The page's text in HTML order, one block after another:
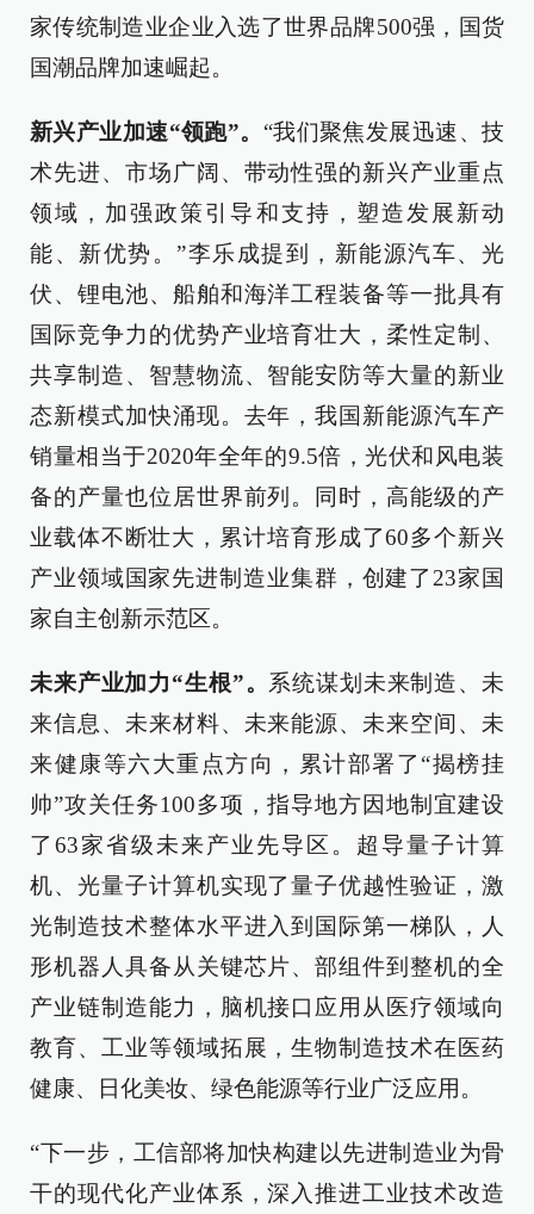
家传统制造业企业入选了世界品牌500强，国货
国潮品牌加速崛起。
新兴产业加速“领跑”。 “我们聚焦发展迅速、技
术先进、市场广阔、带动性强的新兴产业重点
领域，加强政策引导和支持，塑造发展新动
能、新优势。”李乐成提到，新能源汽车、光
伏、锂电池、船舶和海洋工程装备等一批具有
国际竞争力的优势产业培育壮大，柔性定制、
共享制造、智慧物流、智能安防等大量的新业
态新模式加快涌现。去年，我国新能源汽车产
销量相当于2020年全年的9.5倍，光伏和风电装
备的产量也位居世界前列。同时，高能级的产
业载体不断壮大，累计培育形成了60多个新兴
产业领域国家先进制造业集群，创建了23家国
家自主创新示范区。
未来产业加力“生根”。 系统谋划未来制造、未
来信息、未来材料、未来能源、未来空间、未
来健康等六大重点方向，累计部署了“揭榜挂
帅”攻关任务100多项，指导地方因地制宜建设
了63家省级未来产业先导区。超导量子计算
机、光量子计算机实现了量子优越性验证，激
光制造技术整体水平进入到国际第一梯队，人
形机器人具备从关键芯片、部组件到整机的全
产业链制造能力，脑机接口应用从医疗领域向
教育、工业等领域拓展，生物制造技术在医药
健康、日化美妆、绿色能源等行业广泛应用。
“下一步，工信部将加快构建以先进制造业为骨
干的现代化产业体系，深入推进工业技术改造